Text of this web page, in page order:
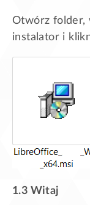
Otwórz folder,
instalator i
1.3 Witaj